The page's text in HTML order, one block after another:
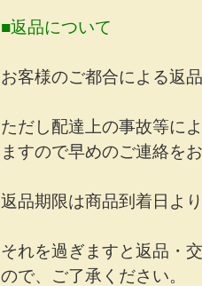
■返品について
お客様のご都合による返
ただし配達上の事故等に
ますので早めのご連絡を
返品期限は商品到着日よ
それを過ぎますと返品・
ので、ご了承ください。